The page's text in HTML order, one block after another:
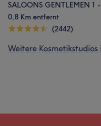
SALOONS GENTLEMEN 1
0,8 Km entfernt
(2442)
Weitere Kosmetikstudios